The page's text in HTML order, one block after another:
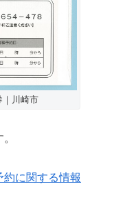
｜川崎市
約に関する情報